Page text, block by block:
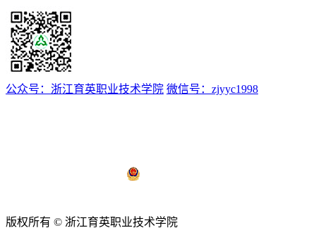
公众号：浙江育英职业技术学院 微信号：zjyyc1998
版权所有 © 浙江育英职业技术学院